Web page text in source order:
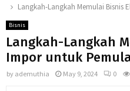
Langkah-Langkah Memulai Bisnis
Bisnis
Langkah-Langkah
Impor untuk
by ademuthia May 9, 2024 0